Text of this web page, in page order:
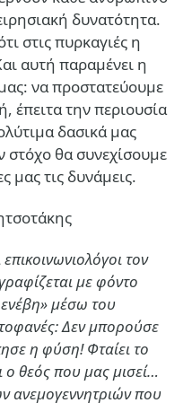
δυνατότητα.
στις πυρκαγιές η
αυτή παραμένει η
να προστατεύουμε
την περιουσία
δασικά μας
στόχο θα συνεχίσουμε
μας τις δυνάμεις.
τον
με φόντο
μέσω του
Δεν μπορούσε
η φύση! Φταίει το
ο θεός που μας μισεί…
ανεμογεννητριών που